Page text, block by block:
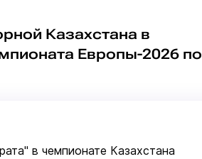
Казахстана в
Европы-2026 по
в чемпионате Казахстана